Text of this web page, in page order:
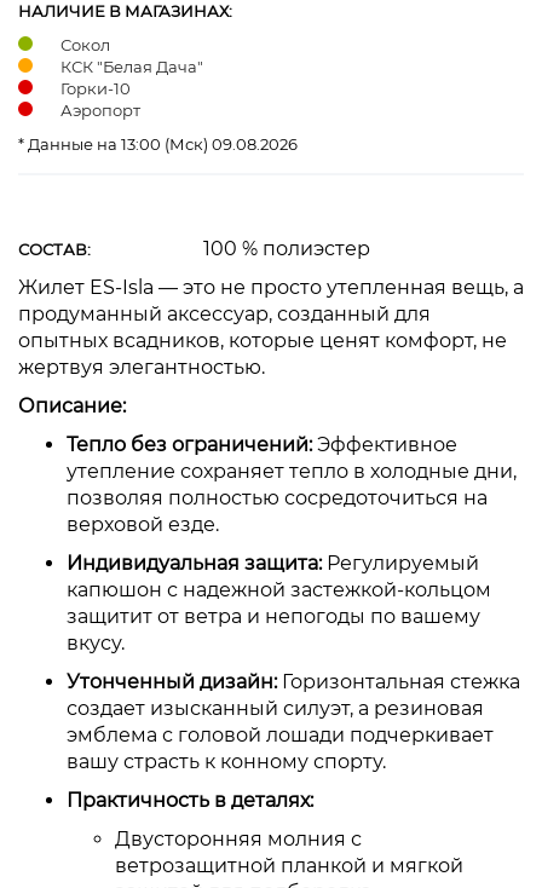
НАЛИЧИЕ В МАГАЗИНАХ:
Сокол
КСК "Белая Дача"
Горки-10
Аэропорт
* Данные на 13:00 (Мск) 09.08.2026
СОСТАВ:
100 % полиэстер
Жилет ES-Isla — это не просто утепленная вещь, а
продуманный аксессуар, созданный для
опытных всадников, которые ценят комфорт, не
жертвуя элегантностью.
Описание:
Тепло без ограничений:Эффективное
утепление сохраняет тепло в холодные дни,
позволяя полностью сосредоточиться на
верховой езде.
Индивидуальная защита:Регулируемый
капюшон с надежной застежкой-кольцом
защитит от ветра и непогоды по вашему
вкусу.
Утонченный дизайн:Горизонтальная стежка
создает изысканный силуэт, а резиновая
эмблема с головой лошади подчеркивает
вашу страсть к конному спорту.
Практичность в деталях:
Двусторонняя молния с
ветрозащитной планкой и мягкой